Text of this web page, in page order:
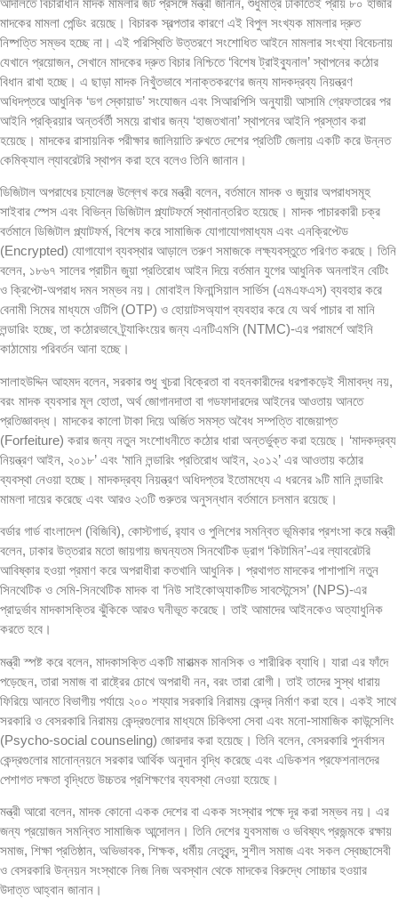
আদালতে বিচারাধীন মাদক মামলার জট প্রসঙ্গে মন্ত্রী জানান, শুধুমাত্র ঢাকাতেই প্রায় ৮০ হাজার
মাদকের মামলা পেন্ডিং রয়েছে। বিচারক স্বল্পতার কারণে এই বিপুল সংখ্যক মামলার দ্রুত
নিষ্পত্তি সম্ভব হচ্ছে না। এই পরিস্থিতি উত্তরণে সংশোধিত আইনে মামলার সংখ্যা বিবেচনায়
যেখানে প্রয়োজন, সেখানে মাদকের দ্রুত বিচার নিশ্চিতে ‘বিশেষ ট্রাইব্যুনাল’ স্থাপনের কঠোর
বিধান রাখা হচ্ছে। এ ছাড়া মাদক নিখুঁতভাবে শনাক্তকরণের জন্য মাদকদ্রব্য নিয়ন্ত্রণ
অধিদপ্তরে আধুনিক ‘ডগ স্কোয়াড’ সংযোজন এবং সিআরপিসি অনুযায়ী আসামি গ্রেফতারের পর
আইনি প্রক্রিয়ার অন্তর্বর্তী সময়ে রাখার জন্য ‘হাজতখানা’ স্থাপনের আইনি প্রস্তাব করা
হয়েছে। মাদকের রাসায়নিক পরীক্ষার জালিয়াতি রুখতে দেশের প্রতিটি জেলায় একটি করে উন্নত
কেমিক্যাল ল্যাবরেটরি স্থাপন করা হবে বলেও তিনি জানান।
ডিজিটাল অপরাধের চ্যালেঞ্জ উল্লেখ করে মন্ত্রী বলেন, বর্তমানে মাদক ও জুয়ার অপরাধসমূহ
সাইবার স্পেস এবং বিভিন্ন ডিজিটাল প্ল্যাটফর্মে স্থানান্তরিত হয়েছে। মাদক পাচারকারী চক্র
বর্তমানে ডিজিটাল প্ল্যাটফর্ম, বিশেষ করে সামাজিক যোগাযোগমাধ্যম এবং এনক্রিপ্টেড
(Encrypted) যোগাযোগ ব্যবস্থার আড়ালে তরুণ সমাজকে লক্ষ্যবস্তুতে পরিণত করছে। তিনি
বলেন, ১৮৬৭ সালের প্রাচীন জুয়া প্রতিরোধ আইন দিয়ে বর্তমান যুগের আধুনিক অনলাইন বেটিং
ও ক্রিপ্টো-অপরাধ দমন সম্ভব নয়। মোবাইল ফিনান্সিয়াল সার্ভিস (এমএফএস) ব্যবহার করে
বেনামী সিমের মাধ্যমে ওটিপি (OTP) ও হোয়াটসঅ্যাপ ব্যবহার করে যে অর্থ পাচার বা মানি
লন্ডারিং হচ্ছে, তা কঠোরভাবে ট্র্যাকিংয়ের জন্য এনটিএমসি (NTMC)-এর পরামর্শে আইনি
কাঠামোয় পরিবর্তন আনা হচ্ছে।
সালাহউদ্দিন আহমদ বলেন, সরকার শুধু খুচরা বিক্রেতা বা বহনকারীদের ধরপাকড়েই সীমাবদ্ধ নয়,
বরং মাদক ব্যবসার মূল হোতা, অর্থ জোগানদাতা বা গডফাদারদের আইনের আওতায় আনতে
প্রতিজ্ঞাবদ্ধ। মাদকের কালো টাকা দিয়ে অর্জিত সমস্ত অবৈধ সম্পত্তি বাজেয়াপ্ত
(Forfeiture) করার জন্য নতুন সংশোধনীতে কঠোর ধারা অন্তর্ভুক্ত করা হয়েছে। ‘মাদকদ্রব্য
নিয়ন্ত্রণ আইন, ২০১৮’ এবং ‘মানি লন্ডারিং প্রতিরোধ আইন, ২০১২’ এর আওতায় কঠোর
ব্যবস্থা নেওয়া হচ্ছে। মাদকদ্রব্য নিয়ন্ত্রণ অধিদপ্তর ইতোমধ্যে এ ধরনের ৯টি মানি লন্ডারিং
মামলা দায়ের করেছে এবং আরও ২৩টি গুরুতর অনুসন্ধান বর্তমানে চলমান রয়েছে।
বর্ডার গার্ড বাংলাদেশ (বিজিবি), কোস্টগার্ড, র‍্যাব ও পুলিশের সমন্বিত ভূমিকার প্রশংসা করে মন্ত্রী
বলেন, ঢাকার উত্তরার মতো জায়গায় জঘন্যতম সিনথেটিক ড্রাগ ‘কিটামিন’-এর ল্যাবরেটরি
আবিষ্কার হওয়া প্রমাণ করে অপরাধীরা কতখানি আধুনিক। প্রথাগত মাদকের পাশাপাশি নতুন
সিনথেটিক ও সেমি-সিনথেটিক মাদক বা ‘নিউ সাইকোঅ্যাকটিভ সাবস্টেন্সেস’ (NPS)-এর
প্রাদুর্ভাব মাদকাসক্তির ঝুঁকিকে আরও ঘনীভূত করেছে। তাই আমাদের আইনকেও অত্যাধুনিক
করতে হবে।
মন্ত্রী স্পষ্ট করে বলেন, মাদকাসক্তি একটি মারাত্মক মানসিক ও শারীরিক ব্যাধি। যারা এর ফাঁদে
পড়েছেন, তারা সমাজ বা রাষ্ট্রের চোখে অপরাধী নন, বরং তারা রোগী। তাই তাদের সুস্থ ধারায়
ফিরিয়ে আনতে বিভাগীয় পর্যায়ে ২০০ শয্যার সরকারি নিরাময় কেন্দ্র নির্মাণ করা হবে। একই সাথে
সরকারি ও বেসরকারি নিরাময় কেন্দ্রগুলোর মাধ্যমে চিকিৎসা সেবা এবং মনো-সামাজিক কাউন্সেলিং
(Psycho-social counseling) জোরদার করা হয়েছে। তিনি বলেন, বেসরকারি পুনর্বাসন
কেন্দ্রগুলোর মানোন্নয়নে সরকার আর্থিক অনুদান বৃদ্ধি করেছে এবং এডিকশন প্রফেশনালদের
পেশাগত দক্ষতা বৃদ্ধিতে উচ্চতর প্রশিক্ষণের ব্যবস্থা নেওয়া হয়েছে।
মন্ত্রী আরো বলেন, মাদক কোনো একক দেশের বা একক সংস্থার পক্ষে দূর করা সম্ভব নয়। এর
জন্য প্রয়োজন সমন্বিত সামাজিক আন্দোলন। তিনি দেশের যুবসমাজ ও ভবিষ্যৎ প্রজন্মকে রক্ষায়
সমাজ, শিক্ষা প্রতিষ্ঠান, অভিভাবক, শিক্ষক, ধর্মীয় নেতৃবৃন্দ, সুশীল সমাজ এবং সকল স্বেচ্ছাসেবী
ও বেসরকারি উন্নয়ন সংস্থাকে নিজ নিজ অবস্থান থেকে মাদকের বিরুদ্ধে সোচ্চার হওয়ার
উদাত্ত আহ্বান জানান।